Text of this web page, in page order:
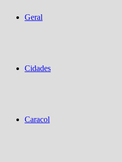
Geral
Cidades
Caracol